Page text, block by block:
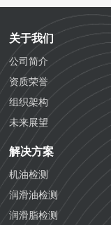
关于我们
公司简介
资质荣誉
组织架构
未来展望
解决方案
机油检测
润滑油检测
润滑脂检测